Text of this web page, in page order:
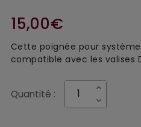
15,00€
Cette poignée pour
compatible avec les valises
Quantité :